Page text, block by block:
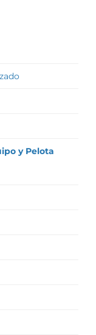
y Pelota